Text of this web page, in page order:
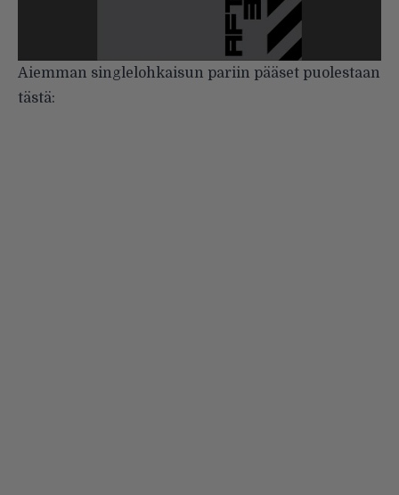
Aiemman singlelohkaisun pariin pääset puolestaan
tästä: